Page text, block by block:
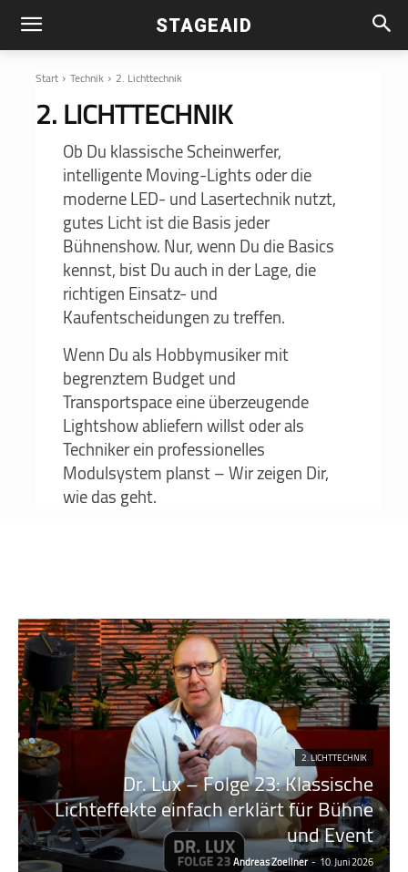
STAGEAID
Start Technik 2. Lichttechnik
2. LICHTTECHNIK
Ob Du klassische Scheinwerfer,
intelligente Moving-Lights oder die
moderne LED- und Lasertechnik nutzt,
gutes Licht ist die Basis jeder
Bühnenshow. Nur, wenn Du die Basics
kennst, bist Du auch in der Lage, die
richtigen Einsatz- und
Kaufentscheidungen zu treffen.
Wenn Du als Hobbymusiker mit
begrenztem Budget und
Transportspace eine überzeugende
Lightshow abliefern willst oder als
Techniker ein professionelles
Modulsystem planst – Wir zeigen Dir,
wie das geht.
2. LICHTTECHNIK
Dr. Lux – Folge 23: Klassische
Lichteffekte einfach erklärt für Bühne
und Event
Andreas Zoellner - 10. Juni 2026